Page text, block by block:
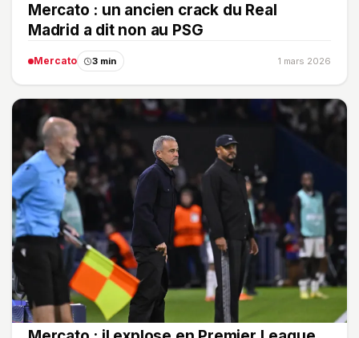
Mercato : un ancien crack du Real
Madrid a dit non au PSG
Mercato 3 min 1 mars 2026